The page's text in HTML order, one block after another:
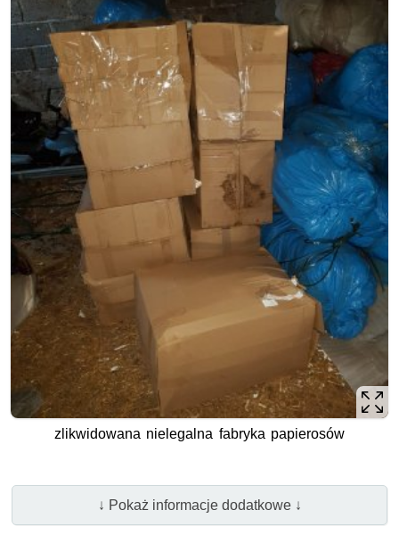
zlikwidowana nielegalna fabryka papierosów
↓ Pokaż informacje dodatkowe ↓